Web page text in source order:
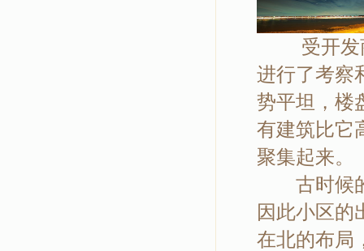
受开发商
进行了考察
势平坦，楼
有建筑比它
聚集起来。
古时候的
因此小区的
在北的布局